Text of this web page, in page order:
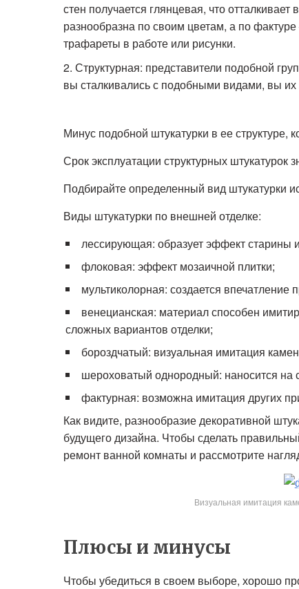
стен получается глянцевая, что
разнообразна по своим цветам, а по
трафареты в работе или рисунки.
Структурная: представители подобной
вы сталкивались с подобными видами, вы
Минус подобной штукатурки в ее структуре,
Срок эксплуатации структурных штукатурок
Подбирайте определенный вид штукатурки
Виды штукатурки по внешней отделке:
лессирующая: образует эффект старины
флоковая: эффект мозаичной плитки;
мультиколорная: создается впечатление
венецианская: материал способен
сложных вариантов отделки;
бороздчатый: визуальная имитация
шероховатый однородный: наносится на
фактурная: возможна имитация других
Как видите, разнообразие декоративной
будущего дизайна. Чтобы сделать
ремонт ванной комнаты и рассмотрите
Визуальная имитация
Плюсы и минусы
Чтобы убедиться в своем выборе, хорошо